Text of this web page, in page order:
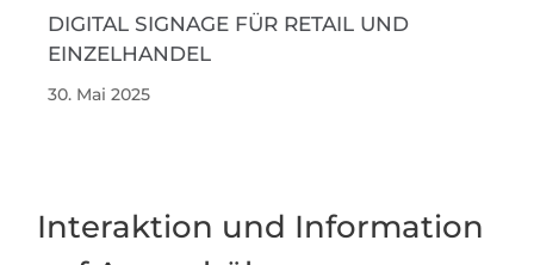
DIGITAL SIGNAGE FÜR RETAIL UND
EINZELHANDEL
30. Mai 2025
Interaktion und Information